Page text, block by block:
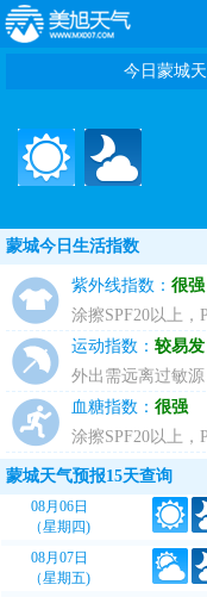
今日蒙城
蒙城今日生活指数
紫外线指数： 很强
涂擦SPF20以上，
运动指数： 较易发
外出需远离过敏源
血糖指数： 很强
涂擦SPF20以上，
蒙城天气预报15天查询
08月06日
（星期四)
08月07日
（星期五)